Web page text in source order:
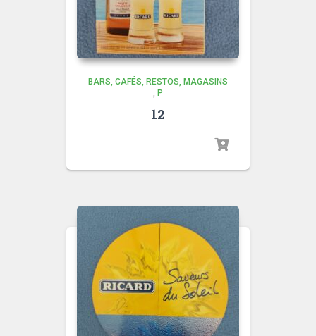
BARS, CAFÉS, RESTOS, MAGASINS
, P
12